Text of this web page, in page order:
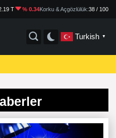
T % 0.34Korku & Açgözlülük:38 / 100
Turkish ▼